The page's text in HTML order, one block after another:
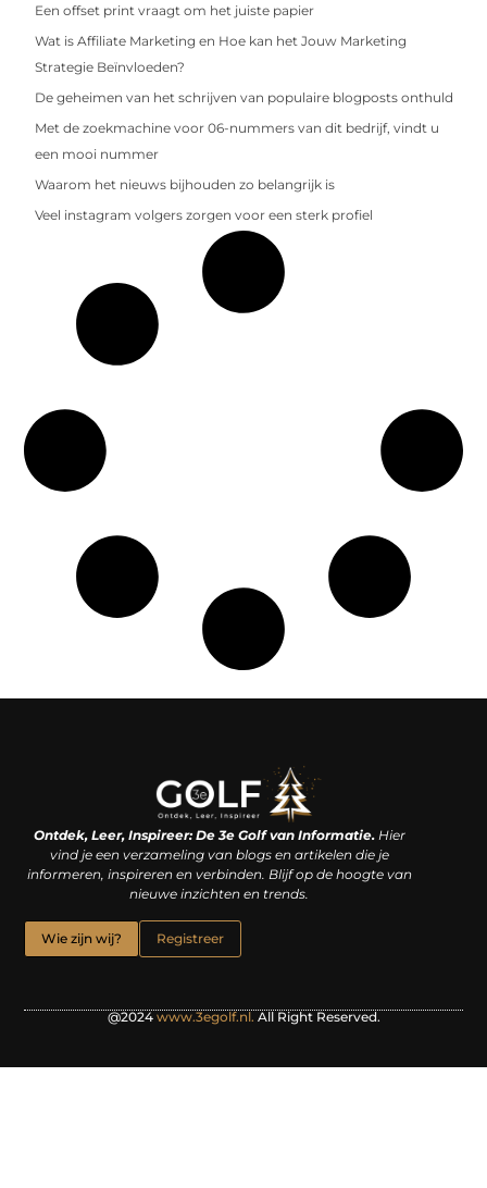
Een offset print vraagt om het juiste papier
Wat is Affiliate Marketing en Hoe kan het Jouw Marketing
Strategie Beïnvloeden?
De geheimen van het schrijven van populaire blogposts onthuld
Met de zoekmachine voor 06-nummers van dit bedrijf, vindt u
een mooi nummer
Waarom het nieuws bijhouden zo belangrijk is
Veel instagram volgers zorgen voor een sterk profiel
Ontdek, Leer, Inspireer: De 3e Golf van Informatie.Hier
vind je een verzameling van blogs en artikelen die je
informeren, inspireren en verbinden. Blijf op de hoogte van
nieuwe inzichten en trends.
Wie zijn wij? Registreer
@2024 www.3egolf.nl. All Right Reserved.